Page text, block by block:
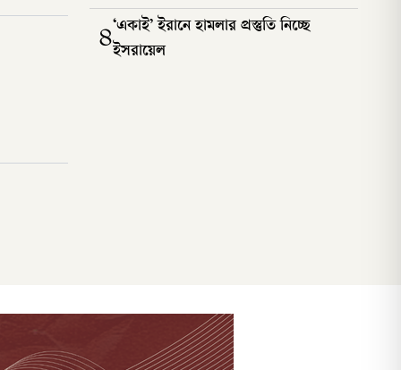
কবলে ছিল’
৪‘একাই’ ইরানে হামলার প্রস্তুতি নিচ্ছে
ইসরায়েল